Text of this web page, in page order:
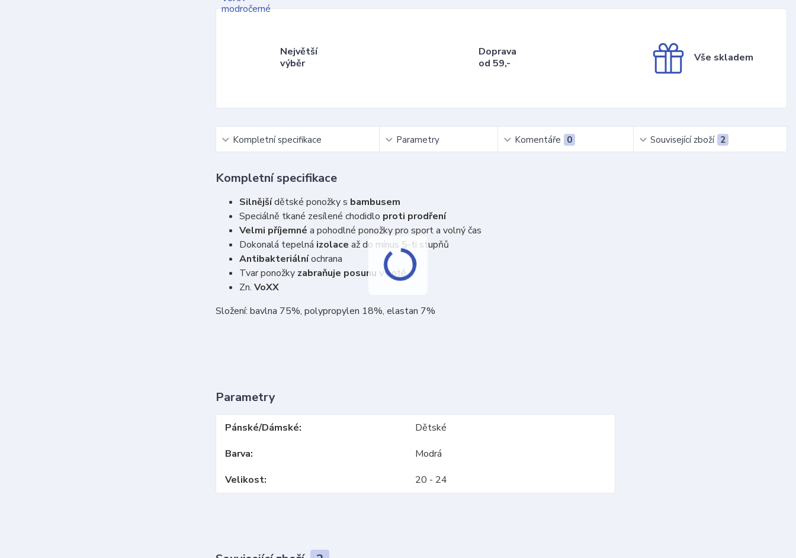
Největší
výběr
Doprava
od 59,-
Vše skladem
Kompletní specifikace Parametry Komentáře 0 Související zboží 2
Kompletní specifikace
Silnějšídětské ponožky s bambusem
Speciálně tkané zesílené chodidlo proti prodření
Velmi příjemné a pohodlné ponožky pro sport a volný čas
Dokonalá tepelná izolace až do mínus 5-ti stupňů
Antibakteriálníochrana
Tvar ponožky zabraňuje posunu v botě
Zn. VoXX
Složení: bavlna 75%, polypropylen 18%, elastan 7%
Parametry
Pánské/Dámské
Dětské
Barva
Modrá
Velikost
20 - 24